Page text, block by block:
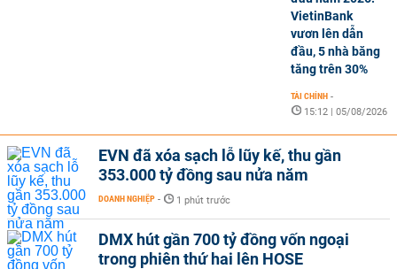
VietinBank
vươn lên dẫn
đầu, 5 nhà băng
tăng trên 30%
TÀI CHÍNH -
15:12 | 05/08/2026
EVN đã xóa sạch lỗ lũy kế, thu gần
353.000 tỷ đồng sau nửa năm
DOANH NGHIỆP - 1 phút trước
DMX hút gần 700 tỷ đồng vốn ngoại
trong phiên thứ hai lên HOSE